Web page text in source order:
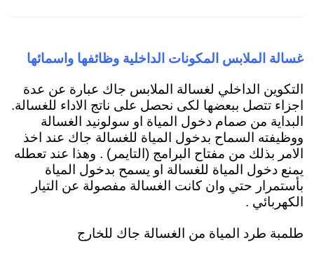
غسالة الملابس المكونات الداخلية وظائفها واسمائها
التكوين الداخلي لغسالة الملابس جاك عبارة عن عدة
اجزاء تتصل ببعضها لكى نحصل على ناتج الاداء للغسالة.
البداية من صمام دخول المياة او سولونيد الغسالة
ووظيفته السماح بدخول المياة للغسالة جاك عند اخذ
الامر بذلك من مفتاح البرامج (التايمر) . وهذا عند تعطله
يمنع دخول المياة للغسالة او يسمح بدخول المياة
بأستمرار حتي وان كانت الغسالة مفصولة عن التيار
الكهربائي .
طلمبة طرد المياة من الغسالة جاك للخارج